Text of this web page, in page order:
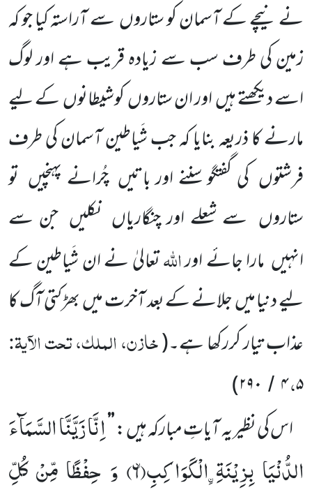
نے نیچے کے آسمان کو ستاروںسےآراستہ کیا جو کہ
زمین کی طرف سب سے زیادہ قریب ہے اور لوگ
اسے دیکھتے ہیںاور ان ستاروںکوشیطانوںکے لیے
مارنے کا ذریعہ بنایا کہ جب شَیاطین آسمان کی طرف
فرشتوں کی گفتگو سننے اور باتیں چُرانے پہنچیں تو
ستاروں سے شعلے اور چنگاریاں نکلیں جن سے
انہیں مارا جائے اوراللّٰہتعالیٰ نے ان شَیاطین کے
لیے دنیا میںجلانے کے بعد آخرت میںبھڑکتی آگ کا
عذاب تیار کررکھا ہے۔(خازن، الملک، تحت الآیۃ:
۵،۴ / ۲۹۰)
اس کی نظیر یہ آیاتِ مبارکہ ہیں :’’اِنَّا زَیَّنَّا السَّمَآءَ
الدُّنْیَا بِزِیْنَةِ ﹰالْكَوَاكِبِۙ(۶) وَ حِفْظًا مِّنْ كُلِّ